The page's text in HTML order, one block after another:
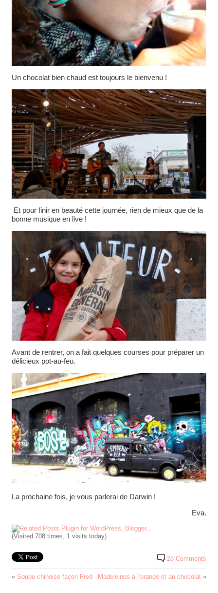
Un chocolat bien chaud est toujours le bienvenu !
Et pour finir en beauté cette journée, rien de mieux que de la
bonne musique en live !
Avant de rentrer, on a fait quelques courses pour préparer un
délicieux pot-au-feu.
La prochaine fois, je vous parlerai de Darwin !
Eva.
(Visited 708 times, 1 visits today)
28 Comments
« Soupe chinoise façon Fred Madeleines à l’orange et au chocolat »